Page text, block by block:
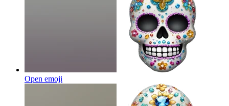
Open emoji